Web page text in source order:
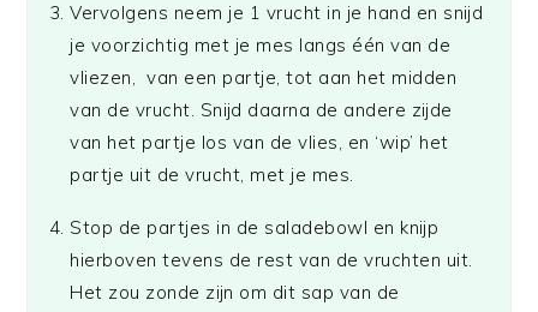
Vervolgens neem je 1 vrucht in je hand en snijd
je voorzichtig met je mes langs één van de
vliezen, van een partje, tot aan het midden
van de vrucht. Snijd daarna de andere zijde
van het partje los van de vlies, en ‘wip’ het
partje uit de vrucht, met je mes.
Stop de partjes in de saladebowl en knijp
hierboven tevens de rest van de vruchten uit.
Het zou zonde zijn om dit sap van de